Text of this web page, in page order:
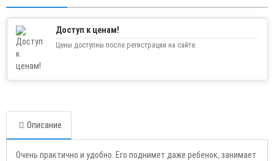
Доступ к ценам!
Цены доступны после регистрации на сайте.
Описание
Очень практично и удобно. Его поднимет даже ребенок, занимает